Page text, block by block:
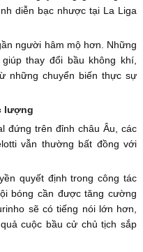
diễn bạc nhược tại La Liga
người hâm mộ hơn. Những
thay đổi bầu không khí,
những chuyển biến thực sự
lượng
đứng trên đỉnh châu Âu, các
vẫn thường bất đồng với
quyết định trong công tác
bóng cần được tăng cường
sẽ có tiếng nói lớn hơn,
cuộc bầu cử chủ tịch sắp